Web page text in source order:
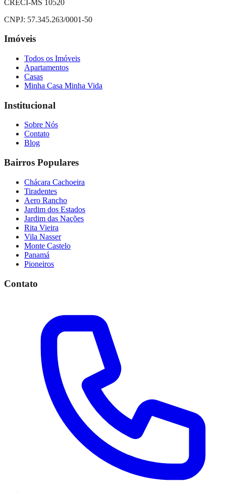
CRECI-MS 10520
CNPJ: 57.345.263/0001-50
Imóveis
Todos os Imóveis
Apartamentos
Casas
Minha Casa Minha Vida
Institucional
Sobre Nós
Contato
Blog
Bairros Populares
Chácara Cachoeira
Tiradentes
Aero Rancho
Jardim dos Estados
Jardim das Nações
Rita Vieira
Vila Nasser
Monte Castelo
Panamá
Pioneiros
Contato